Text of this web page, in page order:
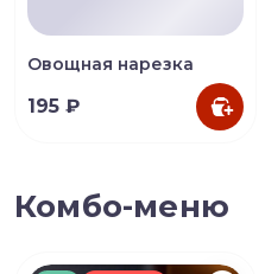
Овощная нарезка
195 ₽
Комбо-меню